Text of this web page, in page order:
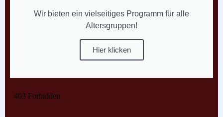
Wir bieten ein vielseitiges Programm für alle
Altersgruppen!
Hier klicken